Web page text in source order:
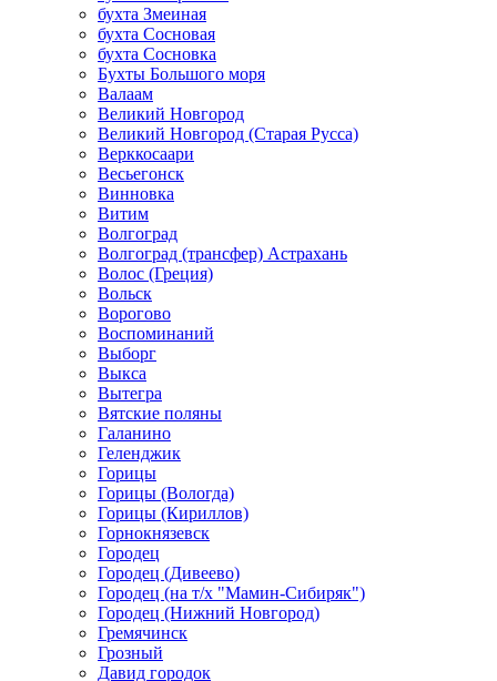
бухта Змеиная
бухта Сосновая
бухта Сосновка
Бухты Большого моря
Валаам
Великий Новгород
Великий Новгород (Старая Русса)
Верккосаари
Весьегонск
Винновка
Витим
Волгоград
Волгоград (трансфер) Астрахань
Волос (Греция)
Вольск
Ворогово
Воспоминаний
Выборг
Выкса
Вытегра
Вятские поляны
Галанино
Геленджик
Горицы
Горицы (Вологда)
Горицы (Кириллов)
Горнокнязевск
Городец
Городец (Дивеево)
Городец (на т/х "Мамин-Сибиряк")
Городец (Нижний Новгород)
Гремячинск
Грозный
Давид городок